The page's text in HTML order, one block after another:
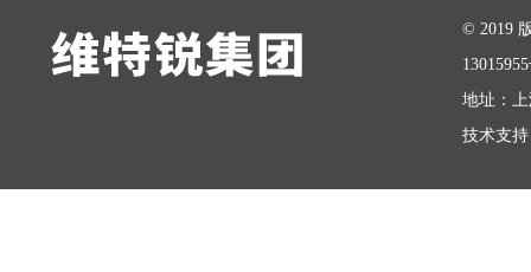
© 2019
地址：
技术支